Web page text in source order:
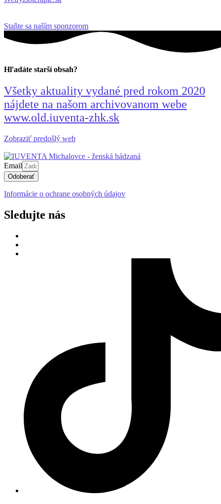
Staňte sa naším sponzorom
Hľadáte starší obsah?
Všetky aktuality vydané pred rokom 2020
nájdete na našom archivovanom webe
www.old.iuventa-zhk.sk
Zobraziť predošlý web
Email
Odoberať
Informácie o ochrane osobných údajov
Sledujte nás